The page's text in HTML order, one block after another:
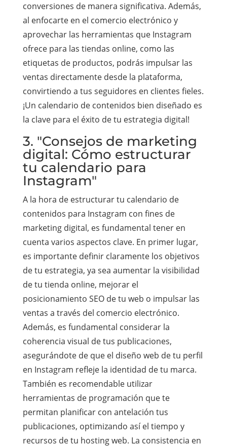
conversiones de manera significativa. Además,
al enfocarte en el comercio electrónico y
aprovechar las herramientas que Instagram
ofrece para las tiendas online, como las
etiquetas de productos, podrás impulsar las
ventas directamente desde la plataforma,
convirtiendo a tus seguidores en clientes fieles.
¡Un calendario de contenidos bien diseñado es
la clave para el éxito de tu estrategia digital!
3. "Consejos de marketing
digital: Cómo estructurar
tu calendario para
Instagram"
A la hora de estructurar tu calendario de
contenidos para Instagram con fines de
marketing digital, es fundamental tener en
cuenta varios aspectos clave. En primer lugar,
es importante definir claramente los objetivos
de tu estrategia, ya sea aumentar la visibilidad
de tu tienda online, mejorar el
posicionamiento SEO de tu web o impulsar las
ventas a través del comercio electrónico.
Además, es fundamental considerar la
coherencia visual de tus publicaciones,
asegurándote de que el diseño web de tu perfil
en Instagram refleje la identidad de tu marca.
También es recomendable utilizar
herramientas de programación que te
permitan planificar con antelación tus
publicaciones, optimizando así el tiempo y
recursos de tu hosting web. La consistencia en